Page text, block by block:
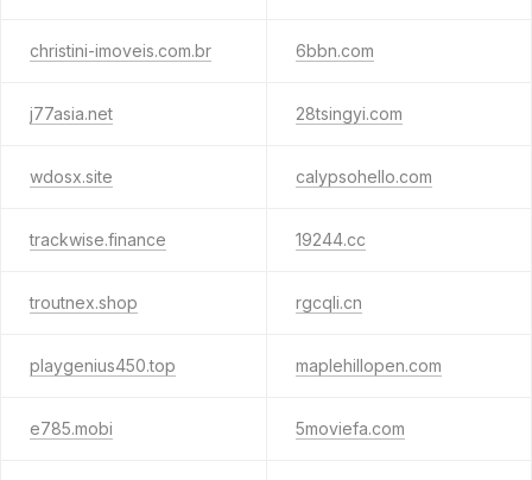
christini-imoveis.com.br 6bbn.com
j77asia.net 28tsingyi.com
wdosx.site calypsohello.com
trackwise.finance 19244.cc
troutnex.shop rgcqli.cn
playgenius450.top maplehillopen.com
e785.mobi 5moviefa.com